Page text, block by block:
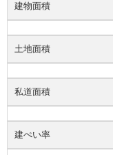
建物面積
土地面積
私道面積
建ぺい率